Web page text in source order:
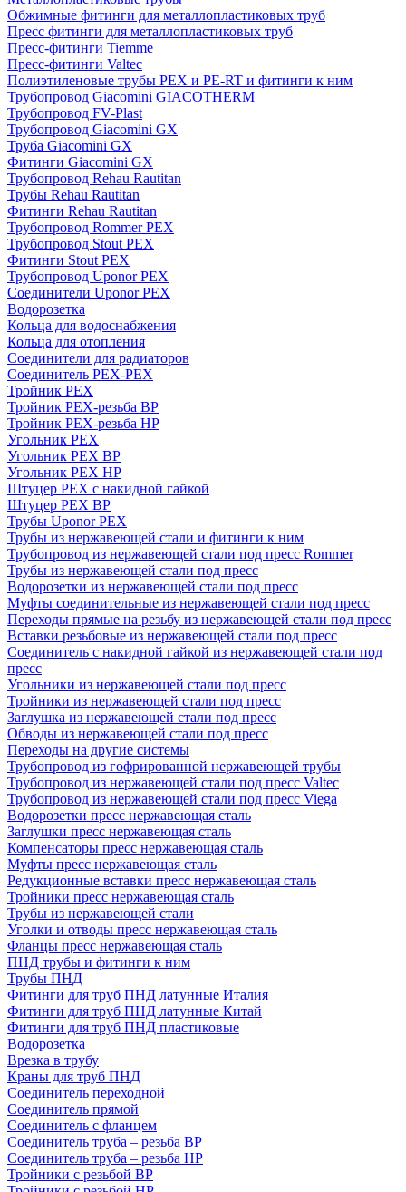
Обжимные фитинги для металлопластиковых труб
Пресс фитинги для металлопластиковых труб
Пресс-фитинги Tiemme
Пресс-фитинги Valtec
Полиэтиленовые трубы PEX и PE-RT и фитинги к ним
Трубопровод Giacomini GIACOTHERM
Трубопровод FV-Plast
Трубопровод Giacomini GX
Труба Giacomini GX
Фитинги Giacomini GX
Трубопровод Rehau Rautitan
Трубы Rehau Rautitan
Фитинги Rehau Rautitan
Трубопровод Rommer PEX
Трубопровод Stout PEX
Фитинги Stout PEX
Трубопровод Uponor PEX
Соединители Uponor PEX
Водорозетка
Кольца для водоснабжения
Кольца для отопления
Соединители для радиаторов
Соединитель PEX-PEX
Тройник PEX
Тройник PEX-резьба ВР
Тройник PEX-резьба НР
Угольник PEX
Угольник PEX ВР
Угольник PEX НР
Штуцер PEX c накидной гайкой
Штуцер PEX ВР
Трубы Uponor PEX
Трубы из нержавеющей стали и фитинги к ним
Трубопровод из нержавеющей стали под пресс Rommer
Трубы из нержавеющей стали под пресс
Водорозетки из нержавеющей стали под пресс
Муфты соединительные из нержавеющей стали под пресс
Переходы прямые на резьбу из нержавеющей стали под пресс
Вставки резьбовые из нержавеющей стали под пресс
Соединитель с накидной гайкой из нержавеющей стали под
пресс
Угольники из нержавеющей стали под пресс
Тройники из нержавеющей стали под пресс
Заглушка из нержавеющей стали под пресс
Обводы из нержавеющей стали под пресс
Переходы на другие системы
Трубопровод из гофрированной нержавеющей трубы
Трубопровод из нержавеющей стали под пресс Valtec
Трубопровод из нержавеющей стали под пресс Viega
Водорозетки пресс нержавеющая сталь
Заглушки пресс нержавеющая сталь
Компенсаторы пресс нержавеющая сталь
Муфты пресс нержавеющая сталь
Редукционные вставки пресс нержавеющая сталь
Тройники пресс нержавеющая сталь
Трубы из нержавеющей стали
Уголки и отводы пресс нержавеющая сталь
Фланцы пресс нержавеющая сталь
ПНД трубы и фитинги к ним
Трубы ПНД
Фитинги для труб ПНД латунные Италия
Фитинги для труб ПНД латунные Китай
Фитинги для труб ПНД пластиковые
Водорозетка
Врезка в трубу
Краны для труб ПНД
Соединитель переходной
Соединитель прямой
Соединитель с фланцем
Соединитель труба – резьба ВР
Соединитель труба – резьба НР
Тройники с резьбой ВР